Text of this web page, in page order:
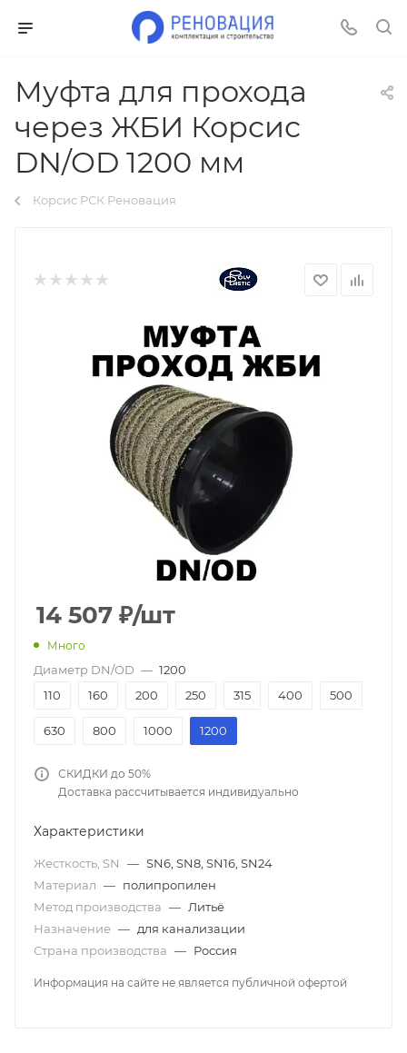
Муфта для прохода
через ЖБИ Корсис
DN/OD 1200 мм
Корсис РСК Реновация
14 507 ₽/шт
Много
Диаметр DN/OD — 1200
110
160 200 250 315 400 500
630 800 1000 1200
СКИДКИ до 50%
Доставка рассчитывается индивидуально
Характеристики
Жесткость, SN — SN6, SN8, SN16, SN24
Материал — полипропилен
Метод производства — Литьё
Назначение — для канализации
Страна производства — Россия
Информация на сайте не является публичной офертой